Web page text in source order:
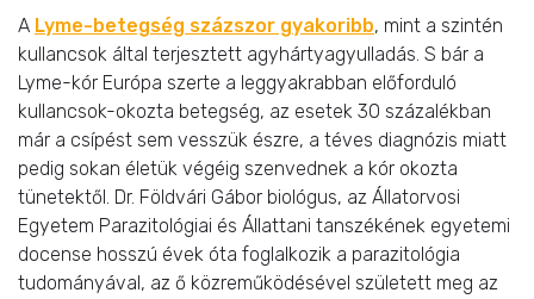
A Lyme-betegség százszor gyakoribb, mint a szintén
kullancsok által terjesztett agyhártyagyulladás. S bár a
Lyme-kór Európa szerte a leggyakrabban előforduló
kullancsok-okozta betegség, az esetek 30 százalékban
már a csípést sem vesszük észre, a téves diagnózis miatt
pedig sokan életük végéig szenvednek a kór okozta
tünetektől. Dr. Földvári Gábor biológus, az Állatorvosi
Egyetem Parazitológiai és Állattani tanszékének egyetemi
docense hosszú évek óta foglalkozik a parazitológia
tudományával, az ő közreműködésével született meg az